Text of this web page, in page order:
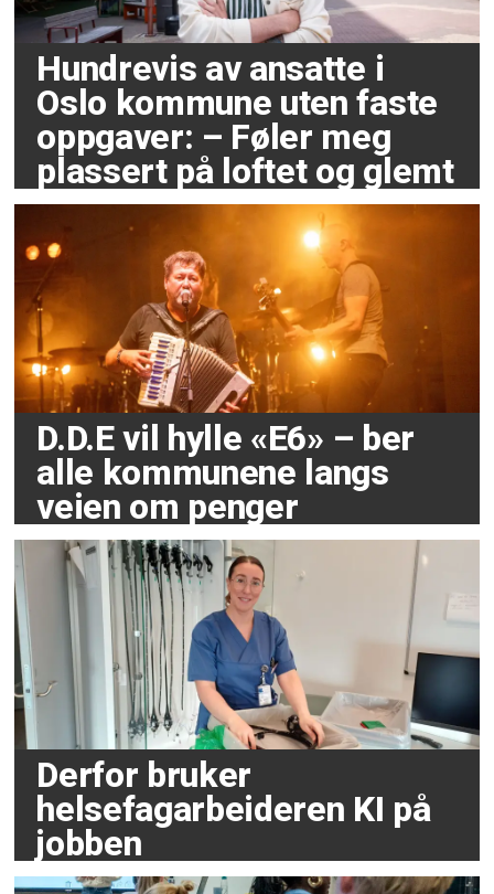
Hundrevis av ansatte i
Oslo kommune uten faste
oppgaver: – Føler meg
plassert på loftet og glemt
D.D.E vil hylle «E6» – ber
alle kommunene langs
veien om penger
Derfor bruker
helsefagarbeideren KI på
jobben